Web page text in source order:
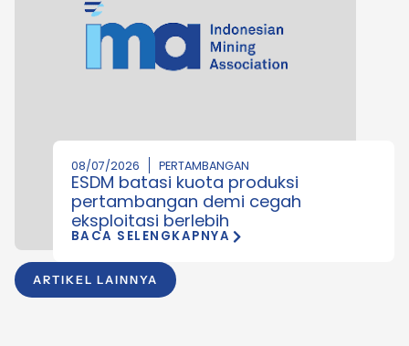
ARTIKEL LAINNYA
08/07/2026 PERTAMBANGAN
ESDM batasi kuota produksi
pertambangan demi cegah
eksploitasi berlebih
BACA SELENGKAPNYA